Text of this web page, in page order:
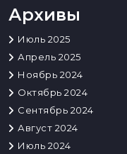
Архивы
Июль 2025
Апрель 2025
Ноябрь 2024
Октябрь 2024
Сентябрь 2024
Август 2024
Июль 2024